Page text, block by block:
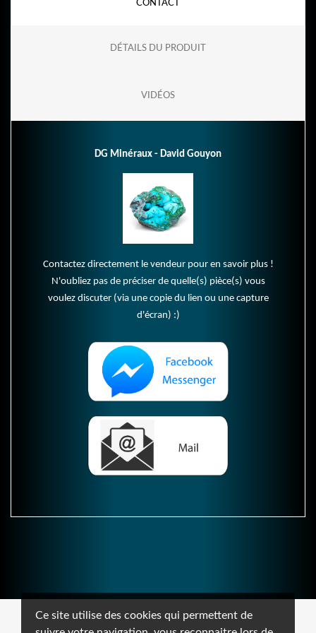
Ce site utilise des cookies qui permettent de
CONTACT
DÉTAILS DU PRODUIT
VIDÉOS
DG Minéraux - David Gouyon
Contactez directement le vendeur pour en savoir plus !
N'oubliez pas de préciser de quelle(s) pièce(s) vous
voulez discuter (via une copie du lien ou une capture
d'écran) :)